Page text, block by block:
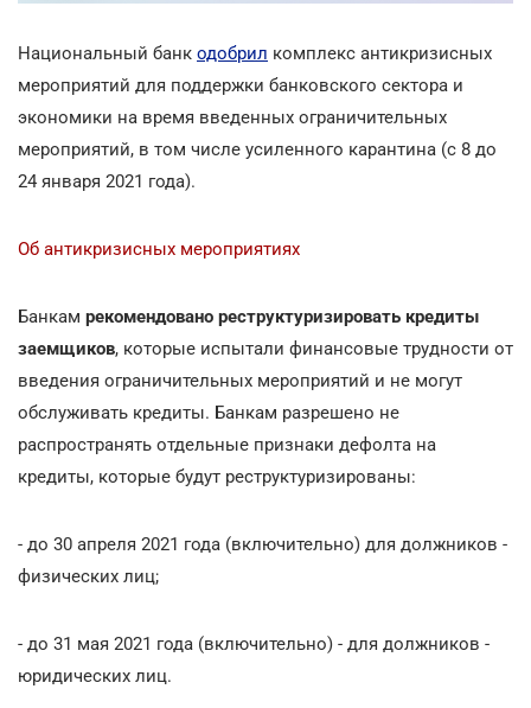
Национальный банк одобрил комплекс антикризисных
мероприятий для поддержки банковского сектора и
экономики на время введенных ограничительных
мероприятий, в том числе усиленного карантина (с 8 до
24 января 2021 года).
Об антикризисных мероприятиях
Банкам рекомендовано реструктуризировать кредиты
заемщиков, которые испытали финансовые трудности от
введения ограничительных мероприятий и не могут
обслуживать кредиты. Банкам разрешено не
распространять отдельные признаки дефолта на
кредиты, которые будут реструктуризированы:
- до 30 апреля 2021 года (включительно) для должников -
физических лиц;
- до 31 мая 2021 года (включительно) - для должников -
юридических лиц.